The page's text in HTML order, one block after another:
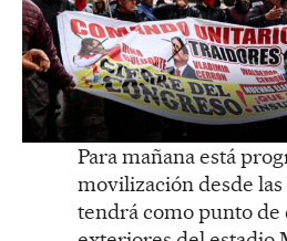
Para mañana está
movilización desde
tendrá como punto de